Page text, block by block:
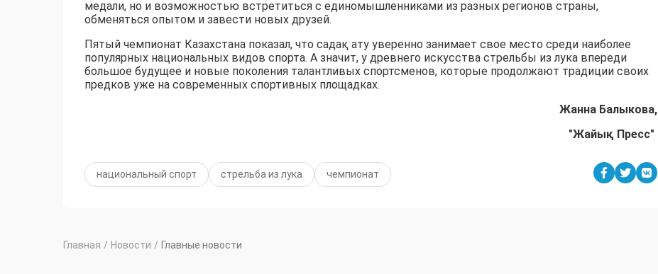
медали, но и возможностью встретиться с единомышленниками из разных регионов страны,
обменяться опытом и завести новых друзей.
Пятый чемпионат Казахстана показал, что садақ ату уверенно занимает свое место среди наиболее
популярных национальных видов спорта. А значит, у древнего искусства стрельбы из лука впереди
большое будущее и новые поколения талантливых спортсменов, которые продолжают традиции своих
предков уже на современных спортивных площадках.
Жанна Балыкова,
"Жайық Пресс"
национальный спорт стрельба из лука чемпионат
Главная / Новости / Главные новости